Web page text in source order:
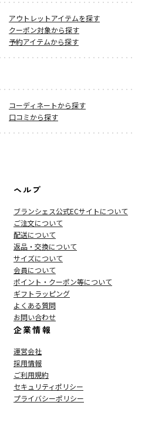
アウトレットアイテムを探す
クーポン対象から探す
予約アイテムから探す
コーディネートから探す
口コミから探す
ヘルプ
ブランシェス公式ECサイトについて
ご注文について
配送について
返品・交換について
サイズについて
会員について
ポイント・クーポン等について
ギフトラッピング
よくある質問
お問い合わせ
企業情報
運営会社
採用情報
ご利用規約
セキュリティポリシー
プライバシーポリシー